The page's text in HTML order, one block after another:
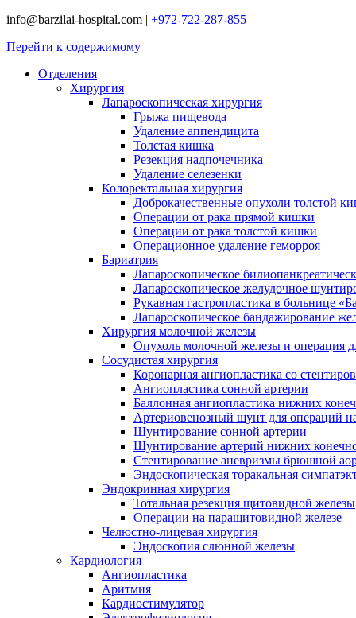
info@barzilai-hospital.com | +972-722-287-855
Перейти к содержимому
Отделения
Хирургия
Лапароскопическая хирургия
Грыжа пищевода
Удаление аппендицита
Толстая кишка
Резекция надпочечника
Удаление селезенки
Колоректальная хирургия
Доброкачественные опухоли толстой
Операции от рака прямой кишки
Операции от рака толстой кишки
Операционное удаление геморроя
Бариатрия
Лапароскопическое
Лапароскопическое желудочное
Рукавная гастропластика в больнице
Лапароскопическое бандажирование
Хирургия молочной железы
Опухоль молочной железы и операция
Сосудистая хирургия
Коронарная ангиопластика со
Ангиопластика сонной артерии
Баллонная ангиопластика нижних
Артериовенозный шунт для операций
Шунтирование сонной артерии
Шунтирование артерий нижних
Стентирование аневризмы брюшной
Эндоскопическая торакальная
Эндокринная хирургия
Тотальная резекция щитовидной железы
Операции на паращитовидной железе
Челюстно-лицевая хирургия
Эндоскопия слюнной железы
Кардиология
Ангиопластика
Аритмия
Кардиостимулятор